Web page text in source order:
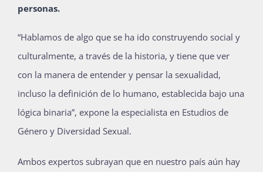
personas.
“Hablamos de algo que se ha ido construyendo social y
culturalmente, a través de la historia, y tiene que ver
con la manera de entender y pensar la sexualidad,
incluso la definición de lo humano, establecida bajo una
lógica binaria”, expone la especialista en Estudios de
Género y Diversidad Sexual.
Ambos expertos subrayan que en nuestro país aún hay